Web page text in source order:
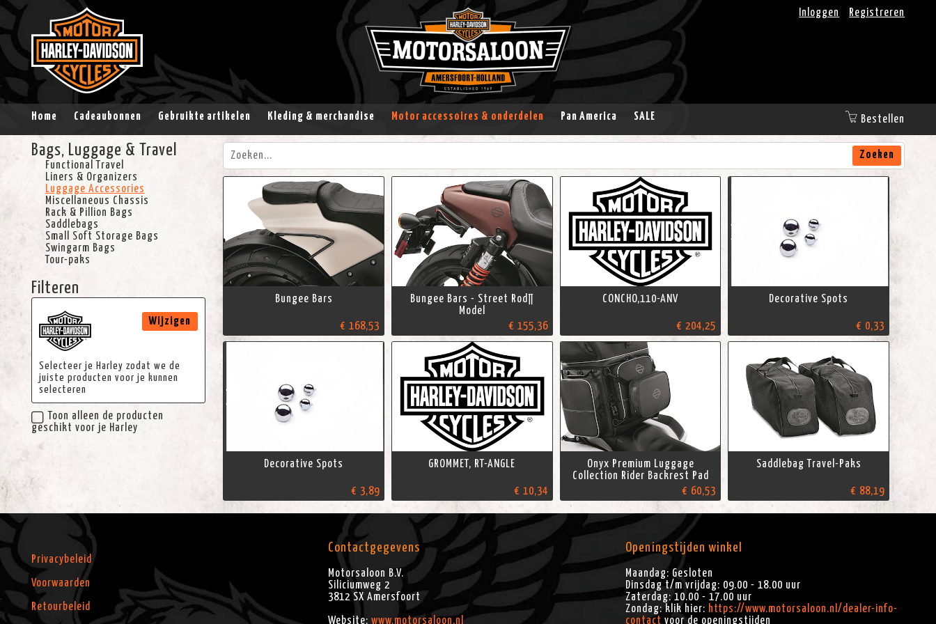
Inloggen Registreren
Home Cadeaubonnen Gebruikte artikelen Kleding & merchandise Motor accessoires & onderdelen Pan America SALE Bestellen
Bags, Luggage & Travel
Functional Travel
Liners & Organizers
Luggage Accessories
Miscellaneous Chassis
Rack & Pillion Bags
Saddlebags
Small Soft Storage Bags
Swingarm Bags
Tour-paks
Filteren
Selecteer je Harley zodat we de
juiste producten voor je kunnen
selecteren
Wijzigen
Toon alleen de producten
geschikt voor je Harley
Zoeken
Bungee Bars
€ 168,53
Bungee Bars - Street Rod∏
Model
€ 155,36
CONCHO,110-ANV
€ 204,25
Decorative Spots
€ 0,33
Decorative Spots
€ 3,89
GROMMET, RT-ANGLE
€ 10,34
Onyx Premium Luggage
Collection Rider Backrest Pad
€ 60,53
Saddlebag Travel-Paks
€ 88,19
Privacybeleid
Voorwaarden
Retourbeleid
Contactgegevens
Motorsaloon B.V.
Siliciumweg 2
3812 SX Amersfoort
Website:www.motorsaloon.nl
Openingstijden winkel
Maandag: Gesloten
Dinsdag t/m vrijdag: 09.00 - 18.00 uur
Zaterdag: 10.00 - 17.00 uur
Zondag: klik hier: https://www.motorsaloon.nl/dealer-info-
contact voor de openingstijden